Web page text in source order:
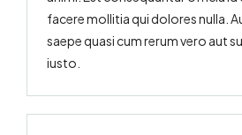
facere mollitia qui dolores nulla.
saepe quasi cum rerum vero aut
iusto.